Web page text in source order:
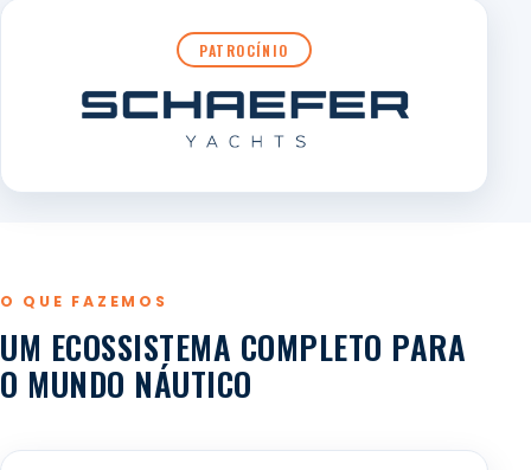
PATROCÍNIO
O QUE FAZEMOS
UM ECOSSISTEMA COMPLETO PARA
O MUNDO NÁUTICO